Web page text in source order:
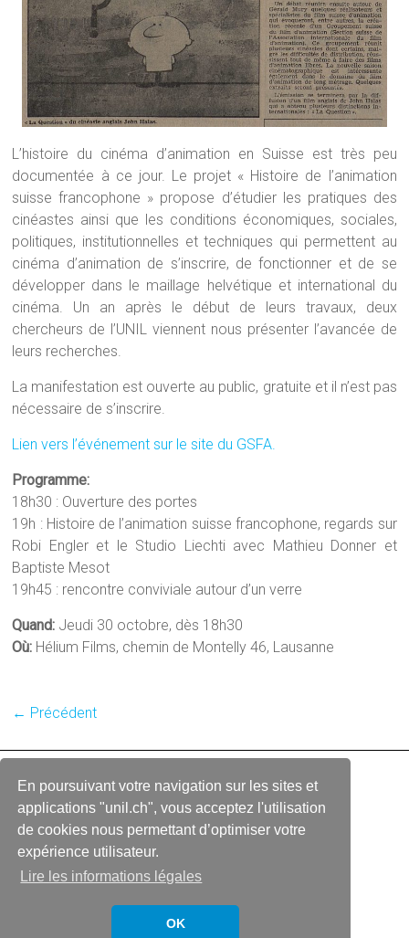
En poursuivant votre navigation sur les sites et
applications "unil.ch", vous acceptez l'utilisation
de cookies nous permettant d’optimiser votre
expérience utilisateur.
Lire les informations légales
OK
L’histoire du cinéma d’animation en Suisse est très peu
documentée à ce jour. Le projet « Histoire de l’animation
suisse francophone » propose d’étudier les pratiques des
cinéastes ainsi que les conditions économiques, sociales,
politiques, institutionnelles et techniques qui permettent au
cinéma d’animation de s’inscrire, de fonctionner et de se
développer dans le maillage helvétique et international du
cinéma. Un an après le début de leurs travaux, deux
chercheurs de l’UNIL viennent nous présenter l’avancée de
leurs recherches.
La manifestation est ouverte au public, gratuite et il n’est pas
nécessaire de s’inscrire.
Lien vers l’événement sur le site du GSFA.
Programme:
18h30 : Ouverture des portes
19h : Histoire de l’animation suisse francophone, regards sur
Robi Engler et le Studio Liechti avec Mathieu Donner et
Baptiste Mesot
19h45 : rencontre conviviale autour d’un verre
Quand: Jeudi 30 octobre, dès 18h30
Où: Hélium Films, chemin de Montelly 46, Lausanne
← Précédent
Copyright © 2026
La Collaboration UNIL + Cinémathèque suisse
ACCUEIL LIENS CONTACT